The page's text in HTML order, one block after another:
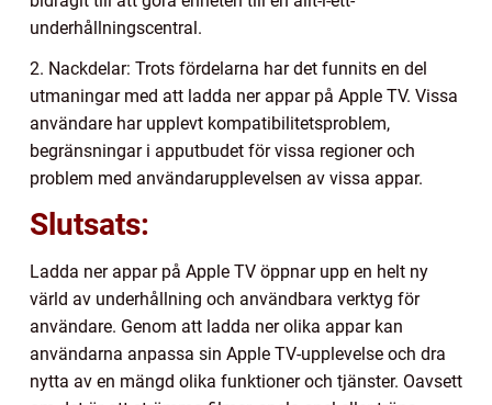
underhållningscentral.
2. Nackdelar: Trots fördelarna har det funnits en del
utmaningar med att ladda ner appar på Apple TV. Vissa
användare har upplevt kompatibilitetsproblem,
begränsningar i apputbudet för vissa regioner och
problem med användarupplevelsen av vissa appar.
Slutsats:
Ladda ner appar på Apple TV öppnar upp en helt ny
värld av underhållning och användbara verktyg för
användare. Genom att ladda ner olika appar kan
användarna anpassa sin Apple TV-upplevelse och dra
nytta av en mängd olika funktioner och tjänster. Oavsett